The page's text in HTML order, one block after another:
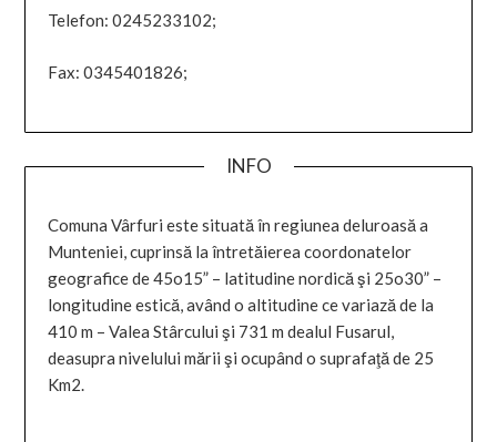
Telefon: 0245233102;
Fax: 0345401826;
INFO
Comuna Vârfuri este situată în regiunea deluroasă a
Munteniei, cuprinsă la întretăierea coordonatelor
geografice de 45o15” – latitudine nordică şi 25o30” –
longitudine estică, având o altitudine ce variază de la
410 m – Valea Stârcului şi 731 m dealul Fusarul,
deasupra nivelului mării şi ocupând o suprafaţă de 25
Km2.